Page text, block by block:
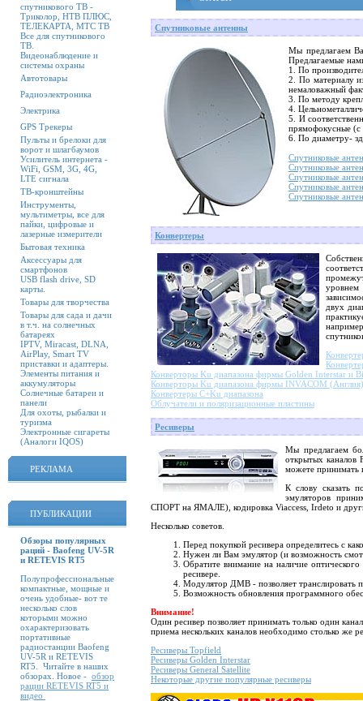
спутникового ТВ -
Триколор, НТВ ПЛЮС,
ТЕЛЕКАРТА, МТС ТВ
Все для спутникового
ТВ.
Видеонаблюдение и
системы охраны
Автотовары
Радиоэлектроника
Электрика
GPS Трекеры
Пульты и брелоки для
ворот и шлагбаумов
Усилитель интернета -
WiFi, GSM, 3G, 4G,
LTE сигнала
ТВ-кронштейны
Инструменты,
мультиметры, все для
пайки, цифровые и
лазерные измерители
Бытовая техника
Аксессуары для
смартфонов
USB flash drive, SD
карты.
Товары для творчества
Товары для сада и дачи
в т.ч. на солнечных
батареях
IPTV, Miracast, DLNA,
AirPlay, Smart TV
приставки и адаптеры.
Элементы питания и
аккумуляторы
Солнечные батареи и
панели
Для охоты, рыбалки и
туризма
Электронные сигареты
(Аналоги IQOS)
РЕКЛАМА
ПУБЛИКАЦИИ
Обзоры популярных
раций - Baofeng UV-5R
и RETEVIS RT5
Полупрофессиональные
компактные, мощные и
очень удобные- вот те
несколько слов
которыми можно
охарактеризовать
портативные
радиостанции Baofeng
UV-5R и RETEVIS
RT5. Читайте в наших
обзорах. Новое - обзор
рации RETEVIS RT5 и
видео
Спутниковые антенны
Мы предлагаем
Предлагаемые
1. По
2. По материалу
немаловажный
3. По методу
4.
5. И
прямофокусные (с
6. По диаметру-
Спутниковые
Спутниковые
Спутниковые
Спутниковые
Спутниковые
Конвертеры
двух
Конверторы Ku диапазона фирмы Golden Interstar и
Конверторы Ku диапазона фирмы INVACOM (Англия)
Конвертеры C+Ku диапазона
Облучатели и поляризационные пластины
Ресиверы
Мы предлагаем
открытых каналов
можете принимать
К слову сказать
эмуляторов
СПОРТ на ЯМАЛЕ), кодировка Viaccess, Irdeto и
Несколько советов.
Перед покупкой ресивера определитесь с
Нужен ли Вам эмулятор (и возможность
Обратите внимание на наличие
ресивере.
Модулятор ДМВ - позволяет транслировать
Возможность обновления программного
Внимание!
Один ресивер позволяет принимать только один
приема нескольких каналов необходимо столько же
Ресиверы Topfield
Ресиверы Golden Interstar
Ресиверы General Satellite
Некоторые другие популярные ресиверы